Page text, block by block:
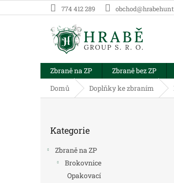
na
774 412 289
Zbraně na ZP Zbraně bez ZP
Domů
Doplňky ke zbraním
kategorie
Kategorie
Zbraně na ZP
Brokovnice
Opakovací